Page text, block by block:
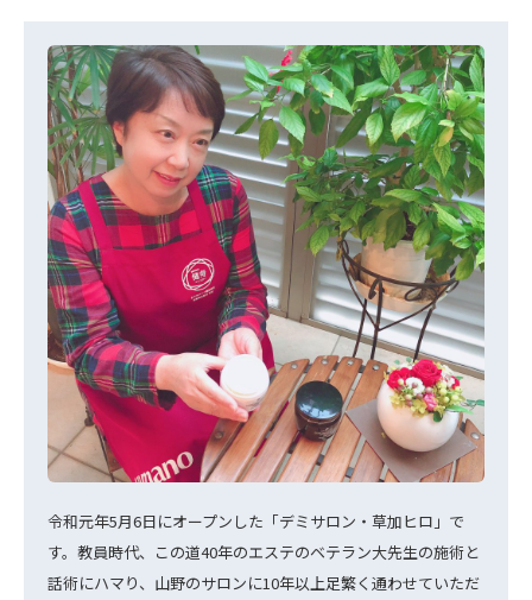
令和元年5月6日にオープンした「デミサロン・草加ヒロ」で
す。教員時代、この道40年のエステのベテラン大先生の施術と
話術にハマり、山野のサロンに10年以上足繁く通わせていただ